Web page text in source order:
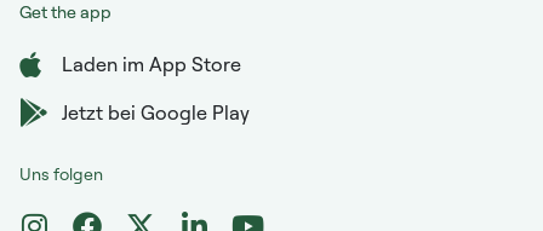
Get the app
Laden im App Store
Jetzt bei Google Play
Uns folgen